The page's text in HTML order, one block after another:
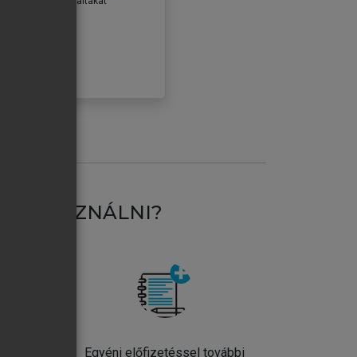
HASZNÁLNI?
Egyéni előfizetéssel további